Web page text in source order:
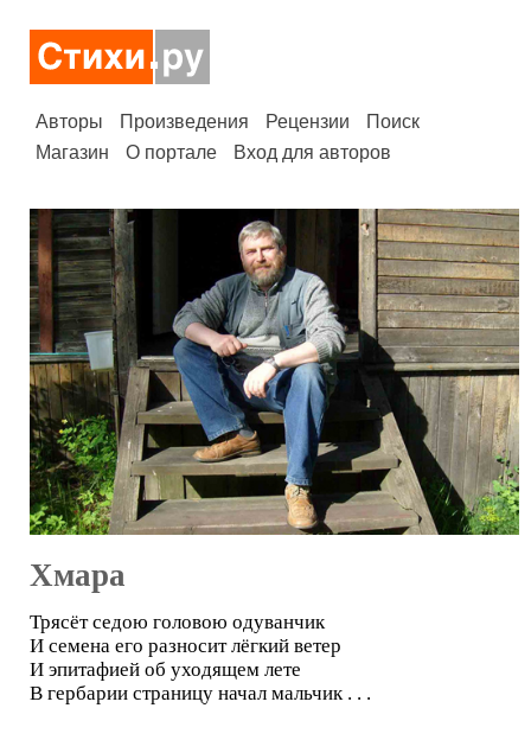
Авторы Произведения Рецензии
Поиск
Магазин
О портале Вход для авторов
Хмара
Трясёт седою головою одуванчик
И семена его разносит лёгкий ветер
И эпитафией об уходящем лете
В гербарии страницу начал мальчик . . .